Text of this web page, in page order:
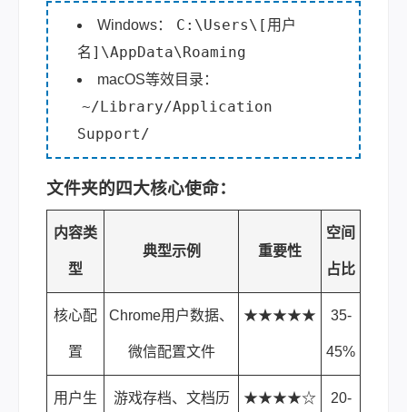
Windows：
C:\Users\[用户
名]\AppData\Roaming
macOS等效目录：
~/Library/Application
Support/
文件夹的四大核心使命：
内容类
型
典型示例 重要性
空间
占比
核心配
置
Chrome用户数据、
微信配置文件
★★★★★ 35-
45%
用户生 游戏存档、文档历 ★★★★☆ 20-